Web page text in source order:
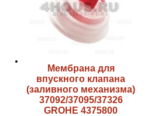
Мембрана для
впускного клапана
(заливного механизма)
37092/37095/37326
GROHE 4375800